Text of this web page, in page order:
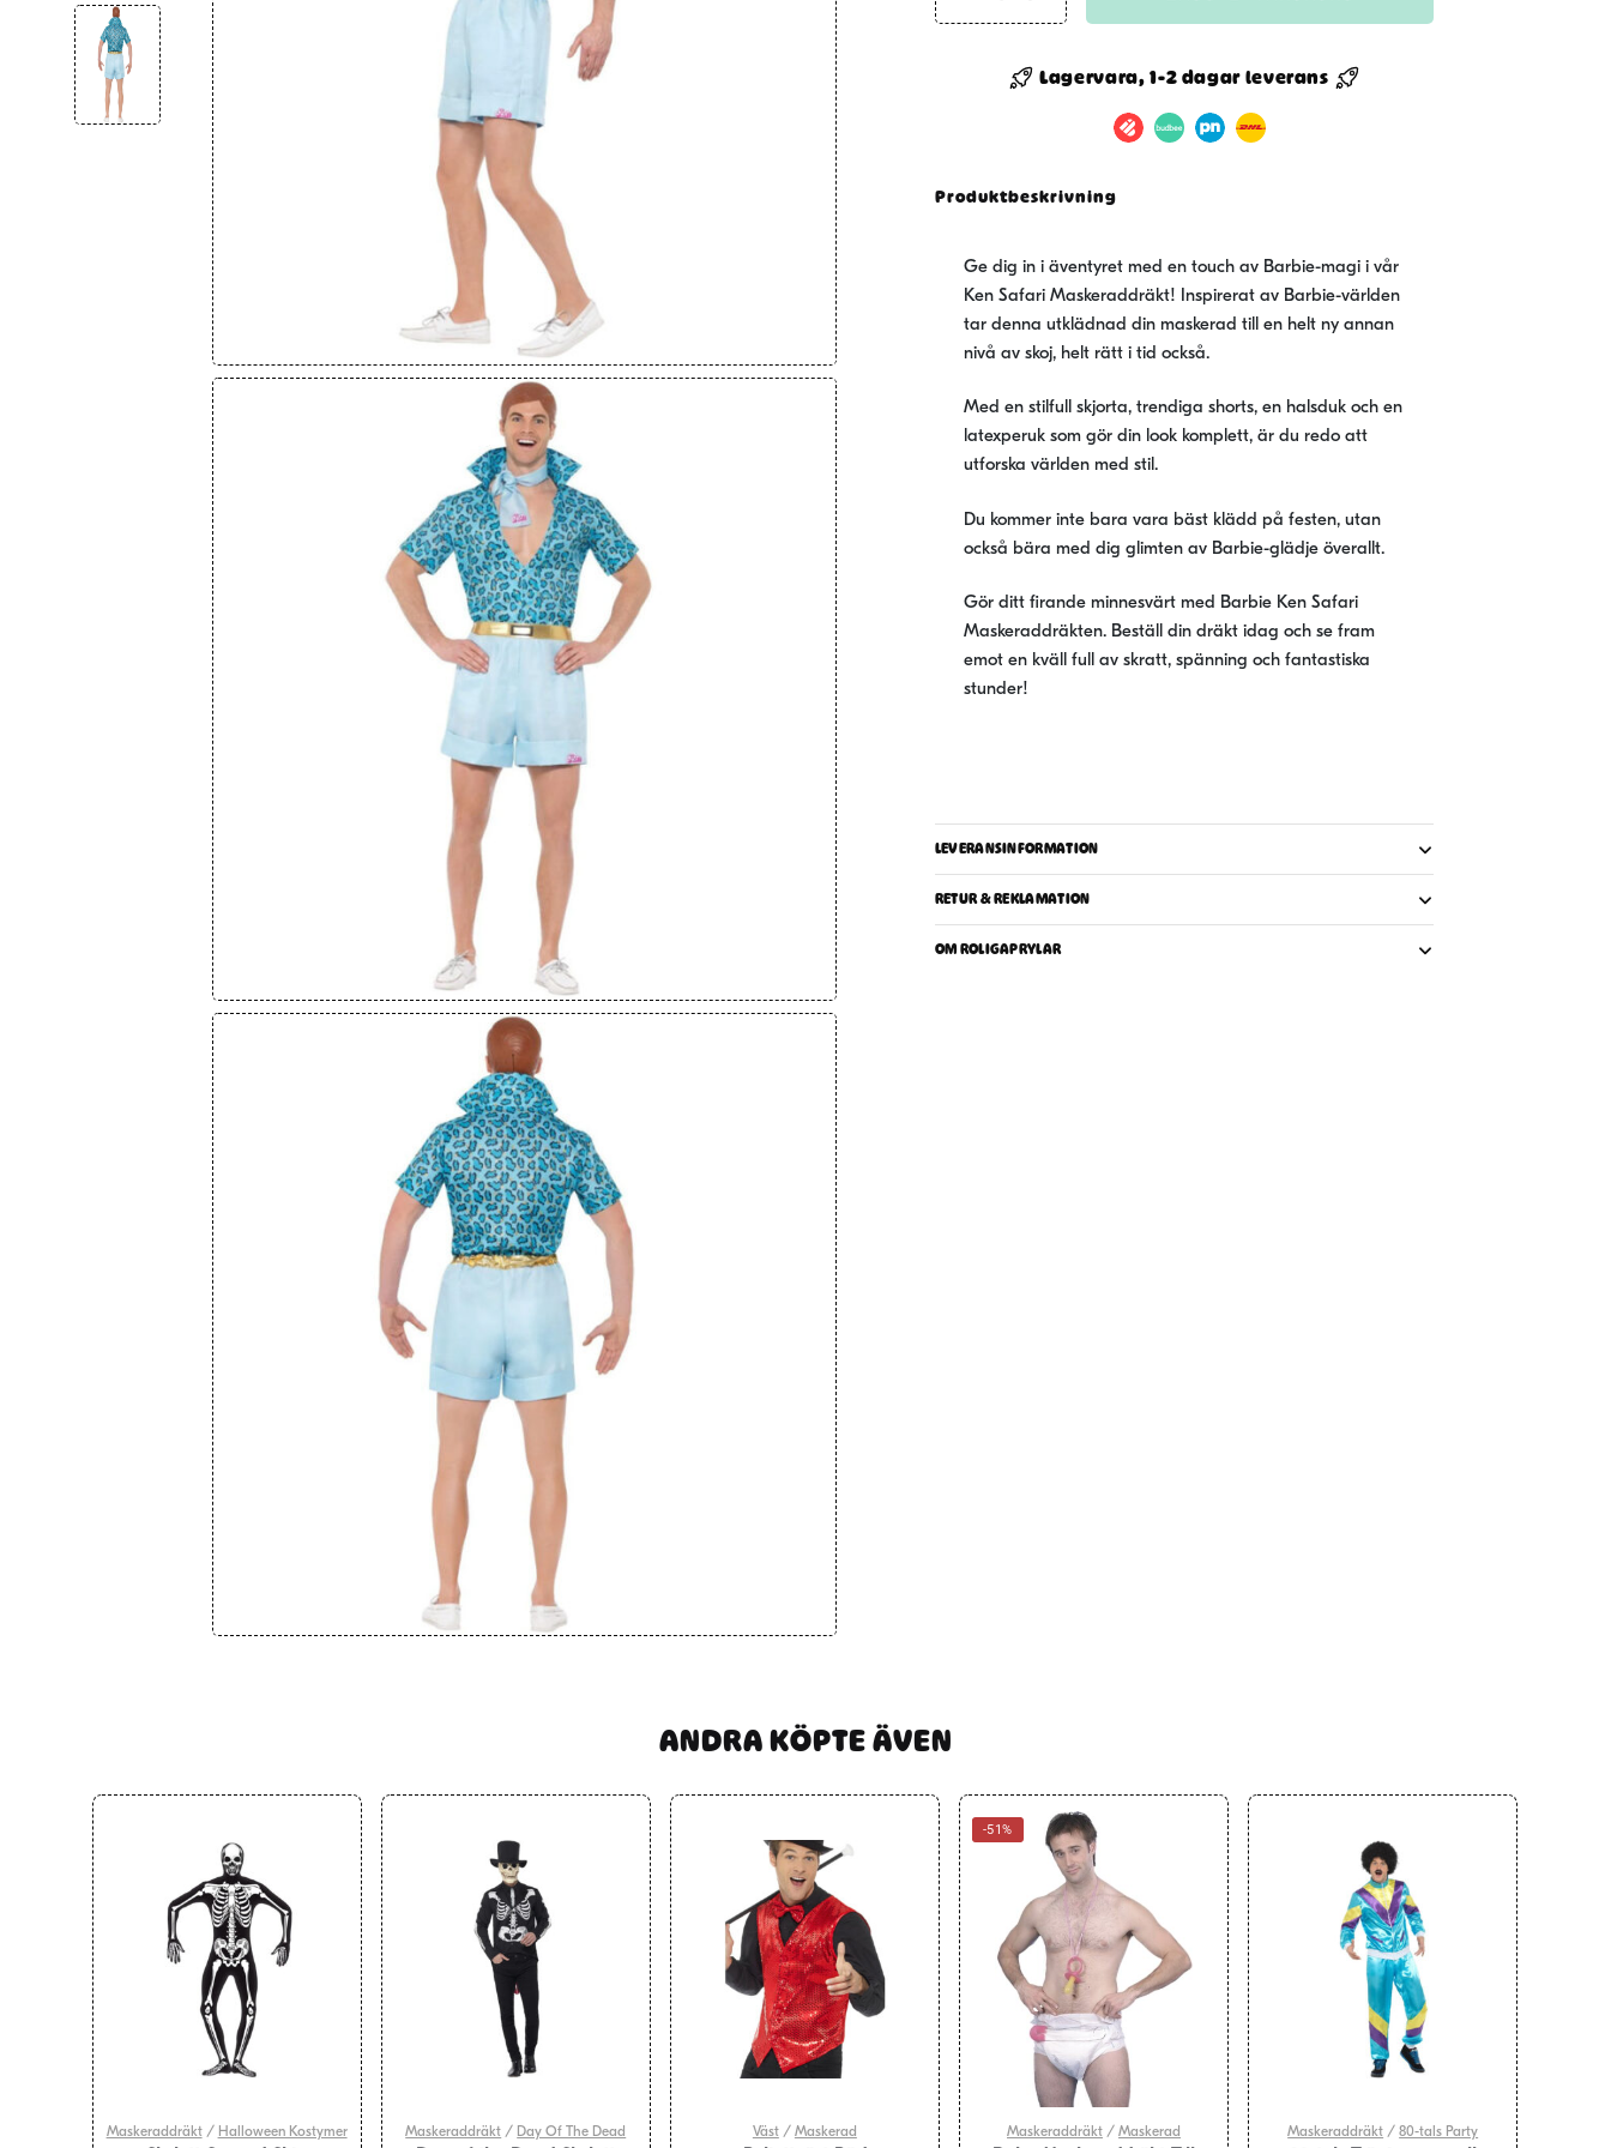
Barbie
Safari
Maskeraddräkt
Lagervara, 1-2 dagar leverans
Produktbeskrivning
Ge dig in i äventyret med en touch av Barbie-magi i vår
Ken Safari Maskeraddräkt! Inspirerat av Barbie-världen
tar denna utklädnad din maskerad till en helt ny annan
nivå av skoj, helt rätt i tid också.
Med en stilfull skjorta, trendiga shorts, en halsduk och en
latexperuk som gör din look komplett, är du redo att
utforska världen med stil.
Du kommer inte bara vara bäst klädd på festen, utan
också bära med dig glimten av Barbie-glädje överallt.
Gör ditt firande minnesvärt med Barbie Ken Safari
Maskeraddräkten. Beställ din dräkt idag och se fram
emot en kväll full av skratt, spänning och fantastiska
stunder!
LEVERANSINFORMATION
RETUR & REKLAMATION
OM ROLIGAPRYLAR
ANDRA KÖPTE ÄVEN
Maskeraddräkt/ Halloween Kostymer Maskeraddräkt / Day Of The Dead Väst/ Maskerad
-51%
Maskeraddräkt / Maskerad Maskeraddräkt /80-tals Party